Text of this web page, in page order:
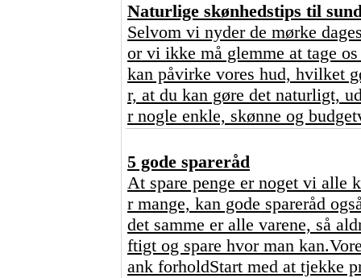
Naturlige skønhedstips til
Selvom vi nyder de mørke
or vi ikke må glemme at tage
kan påvirke vores hud, hvilket
r, at du kan gøre det naturligt,
r nogle enkle, skønne og
5 gode spareråd
At spare penge er noget vi alle
r mange, kan gode spareråd
det samme er alle varene, så
ftigt og spare hvor man
ank forholdStart med at tjekke